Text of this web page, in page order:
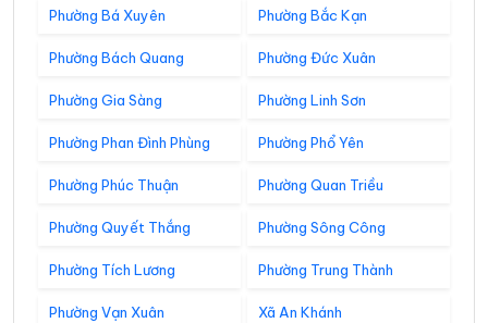
Phường Bá Xuyên Phường Bắc Kạn
Phường Bách Quang Phường Đức Xuân
Phường Gia Sàng Phường Linh Sơn
Phường Phan Đình Phùng Phường Phổ Yên
Phường Phúc Thuận Phường Quan Triều
Phường Quyết Thắng Phường Sông Công
Phường Tích Lương Phường Trung Thành
Phường Vạn Xuân Xã An Khánh